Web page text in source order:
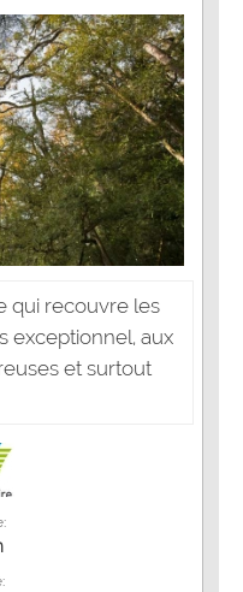
qui recouvre les
exceptionnel, aux
et surtout